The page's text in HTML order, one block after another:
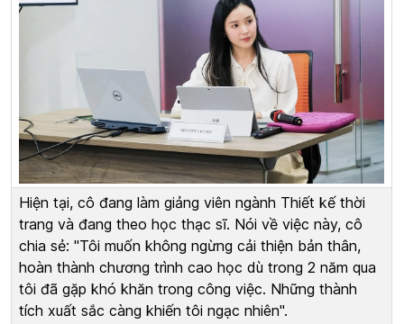
Hiện tại, cô đang làm giảng viên ngành Thiết kế thời
trang và đang theo học thạc sĩ. Nói về việc này, cô
chia sẻ: "Tôi muốn không ngừng cải thiện bản thân,
hoàn thành chương trình cao học dù trong 2 năm qua
tôi đã gặp khó khăn trong công việc. Những thành
tích xuất sắc càng khiến tôi ngạc nhiên".